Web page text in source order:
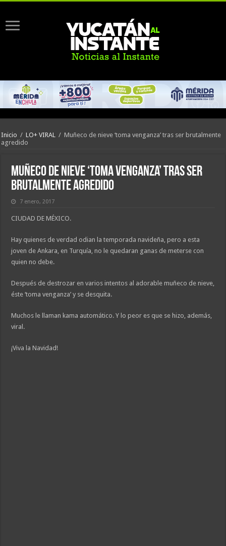
Inicio / LO+ VIRAL / Muñeco de nieve ‘toma venganza’ tras ser brutalmente
agredido
Muñeco de nieve ‘toma venganza’ tras ser
brutalmente agredido
7 enero, 2017
CIUDAD DE MÉXICO.
Hay quienes de verdad odian la temporada navideña, pero a esta
joven de Ankara, en Turquía, no le quedaran ganas de meterse con
quien no debe.
Después de destrozar en varios intentos al adorable muñeco de nieve,
éste ‘toma venganza’ y se desquita.
Muchos le llaman kama automático. Y lo peor es que se hizo, además,
viral.
¡Viva la Navidad!